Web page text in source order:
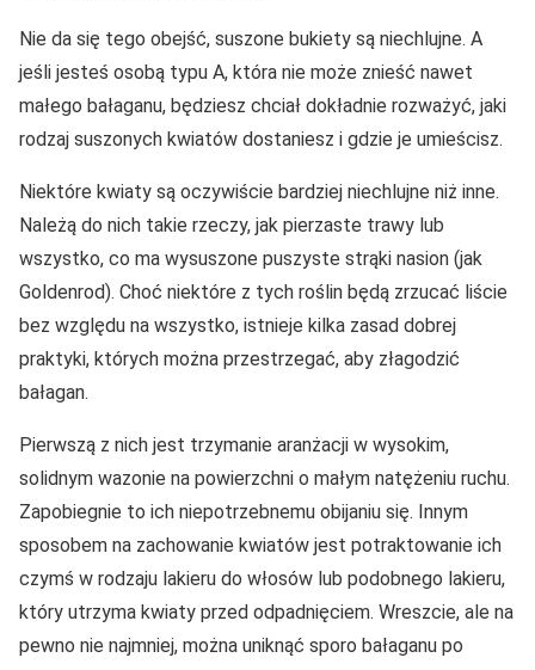
Nie da się tego obejść, suszone bukiety są niechlujne. A
jeśli jesteś osobą typu A, która nie może znieść nawet
małego bałaganu, będziesz chciał dokładnie rozważyć, jaki
rodzaj suszonych kwiatów dostaniesz i gdzie je umieścisz.
Niektóre kwiaty są oczywiście bardziej niechlujne niż inne.
Należą do nich takie rzeczy, jak pierzaste trawy lub
wszystko, co ma wysuszone puszyste strąki nasion (jak
Goldenrod). Choć niektóre z tych roślin będą zrzucać liście
bez względu na wszystko, istnieje kilka zasad dobrej
praktyki, których można przestrzegać, aby złagodzić
bałagan.
Pierwszą z nich jest trzymanie aranżacji w wysokim,
solidnym wazonie na powierzchni o małym natężeniu ruchu.
Zapobiegnie to ich niepotrzebnemu obijaniu się. Innym
sposobem na zachowanie kwiatów jest potraktowanie ich
czymś w rodzaju lakieru do włosów lub podobnego lakieru,
który utrzyma kwiaty przed odpadnięciem. Wreszcie, ale na
pewno nie najmniej, można uniknąć sporo bałaganu po